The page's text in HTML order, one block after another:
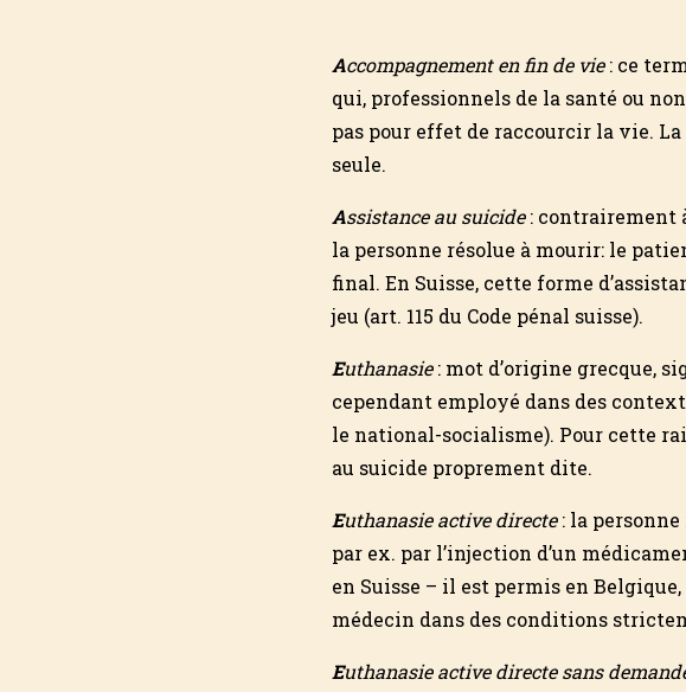
Accompagnement en fin de vie: ce
qui, professionnels de la santé ou
pas pour effet de raccourcir la vie. La
seule.
Assistance au suicide: contrairement
la personne résolue à mourir: le
final. En Suisse, cette forme
jeu (art. 115 du Code pénal suisse).
Euthanasie: mot d’origine grecque,
cependant employé dans des
le national-socialisme). Pour cette
au suicide proprement dite.
Euthanasie active directe: la personne
par ex. par l’injection d’un
en Suisse – il est permis en
médecin dans des conditions
Euthanasie active directe sans